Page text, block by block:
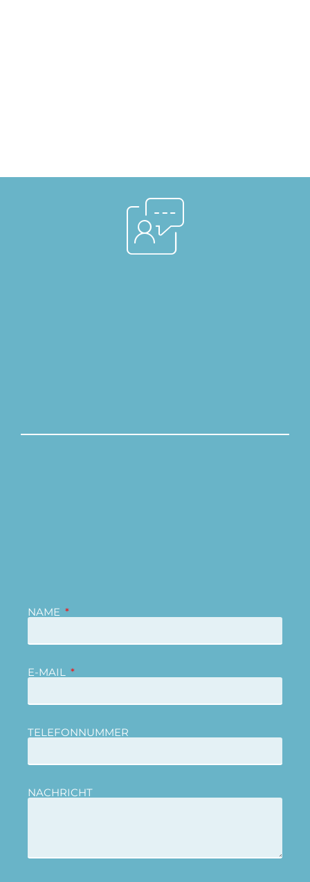
NAME
E-MAIL
TELEFONNUMMER
NACHRICHT